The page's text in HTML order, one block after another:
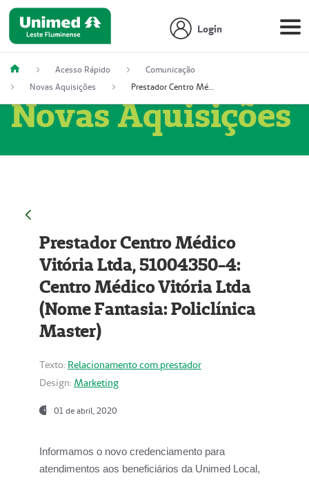
Login
Acesso Rápido
Comunicação
Novas Aquisições
Prestador Centro Médico Vitória Ltda, 51004350-4: Centro Médico Vitória Ltda (Nome Fantasia: Policlínica Master)
Novas Aquisições
Prestador Centro Médico
Vitória Ltda, 51004350-4:
Centro Médico Vitória Ltda
(Nome Fantasia: Policlínica
Master)
Texto: Relacionamento com prestador
Design: Marketing
01 de abril, 2020
Informamos o novo credenciamento para
atendimentos aos beneficiários da Unimed Local,